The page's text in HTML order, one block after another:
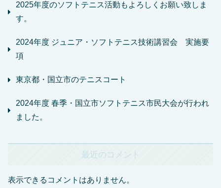
2025年度のソフトテニス活動もよろしくお願い致しま
す。
2024年度 ジュニア・ソフトテニス技術講習会 実施要
項
東京都・国立市のテニスコート
2024年度 春季・国立市ソフトテニス市民大会が行われ
ました。
最近のコメント
表示できるコメントはありません。